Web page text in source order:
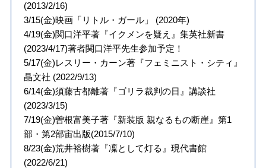
(2013/2/16)
3/15(金)映画「リトル・ガール」 (2020年)
4/19(金)関口洋平著『イクメンを疑え』集英社新書
(2023/4/17)著者関口洋平先生参加予定！
5/17(金)レスリー・カーン著『フェミニスト・シティ』
晶文社 (2022/9/13)
6/14(金)須藤古都離著『ゴリラ裁判の日』講談社
(2023/3/15)
7/19(金)曽根富美子著『新装版 親なるもの断崖』第1
部・第2部宙出版(2015/7/10)
8/23(金)荒井裕樹著『凜として灯る』現代書館
(2022/6/21)